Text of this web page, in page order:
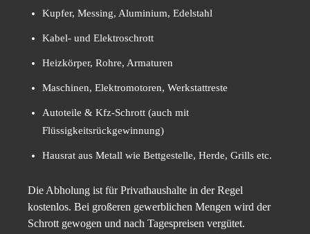
Kupfer, Messing, Aluminium, Edelstahl
Kabel- und Elektroschrott
Heizkörper, Rohre, Armaturen
Maschinen, Elektromotoren, Werkstattreste
Autoteile & Kfz-Schrott (auch mit
Flüssigkeitsrückgewinnung)
Hausrat aus Metall wie Bettgestelle, Herde, Grills etc.
Die Abholung ist für Privathaushalte in der Regel
kostenlos. Bei großeren gewerblichen Mengen wird der
Schrott gewogen und nach Tagespreisen vergütet.